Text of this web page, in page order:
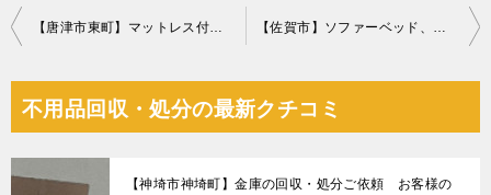
投
ナ
ビ
ゲ
【唐津市東町】マットレス付きセミダブルベッド、絨毯等の回収・処分 【佐賀市】ソファーベッド、椅子、セミダブルベッド等の回収・処分
不用品回収・処分の最新クチコミ
【神埼市神埼町】金庫の回収・処分ご依頼 お客様の